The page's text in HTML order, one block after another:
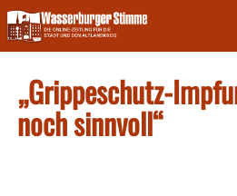
Skip
to
content
„Grippeschutz-
noch sinnvoll“